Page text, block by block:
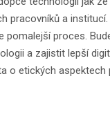
pracovníků a
pomalejší proces.
a zajistit lepší
o etických aspektech